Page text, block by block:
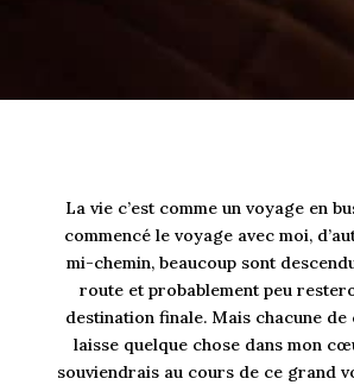
La vie c’est comme un voyage en
commencé le voyage avec moi,
mi-chemin, beaucoup sont
route et probablement peu
destination finale. Mais chacune de
laisse quelque chose dans mon
souviendrais au cours de ce grand